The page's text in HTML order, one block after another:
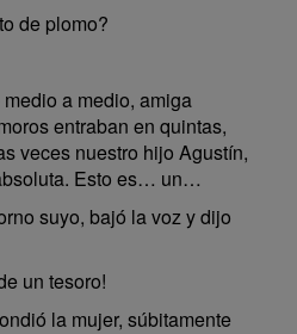
de plomo?
a medio, amiga
entraban en quintas,
veces nuestro hijo Agustín,
Esto es… un…
suyo, bajó la voz y dijo
un tesoro!
la mujer, súbitamente